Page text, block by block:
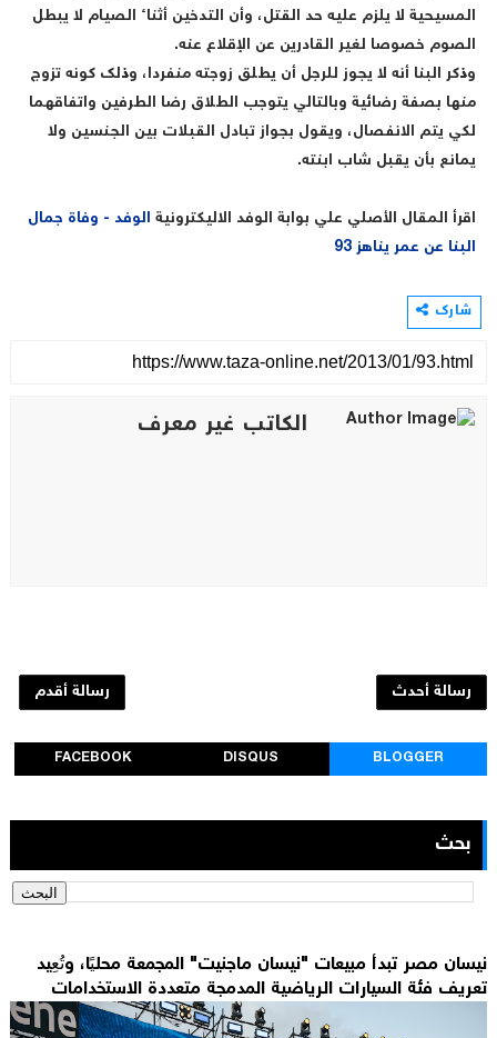
المسيحية لا يلزم عليه حد القتل، وأن التدخين أثناء الصيام لا يبطل
الصوم خصوصا لغير القادرين عن الإقلاع عنه.
وذكر البنا أنه لا يجوز للرجل أن يطلق زوجته منفردا، وذلك كونه تزوج
منها بصفة رضائية وبالتالي يتوجب الطلاق رضا الطرفين واتفاقهما
لكي يتم الانفصال، ويقول بجواز تبادل القبلات بين الجنسين ولا
يمانع بأن يقبل شاب ابنته.
اقرأ المقال الأصلي علي بوابة الوفد الاليكترونية الوفد - وفاة جمال
البنا عن عمر يناهز 93
شارك
الكاتب غير معرف
رسالة أحدث رسالة أقدم
BLOGGER
DISQUS
FACEBOOK
بحث
نيسان مصر تبدأ مبيعات "نيسان ماجنيت" المجمعة محليًا، وتُعِيد
تعريف فئة السيارات الرياضية المدمجة متعددة الاستخدامات